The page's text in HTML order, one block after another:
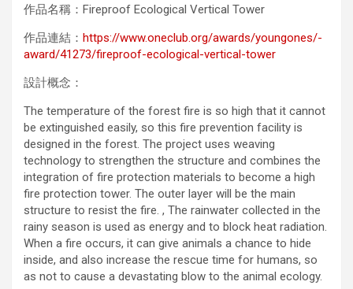
作品名稱：Fireproof Ecological Vertical Tower
作品連結： https://www.oneclub.org/awards/youngones/-
award/41273/fireproof-ecological-vertical-tower
設計概念：
The temperature of the forest fire is so high that it cannot
be extinguished easily, so this fire prevention facility is
designed in the forest. The project uses weaving
technology to strengthen the structure and combines the
integration of fire protection materials to become a high
fire protection tower. The outer layer will be the main
structure to resist the fire. , The rainwater collected in the
rainy season is used as energy and to block heat radiation.
When a fire occurs, it can give animals a chance to hide
inside, and also increase the rescue time for humans, so
as not to cause a devastating blow to the animal ecology.